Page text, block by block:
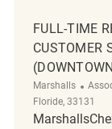
FULL-TIME
CUSTOMER
Marshalls
Floride, 33131